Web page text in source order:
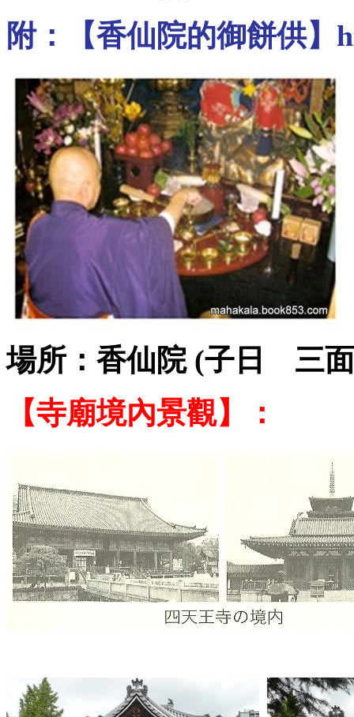
附：【香仙院的御餅供】
場所：香仙院 (子日 三面
【寺廟境內景觀】：